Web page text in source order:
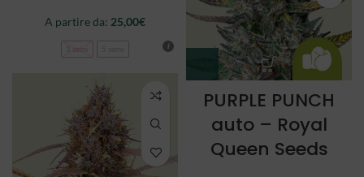
A partire da: 25,00€
3 semi
PURPLE PUNCH
auto – Royal
Queen Seeds